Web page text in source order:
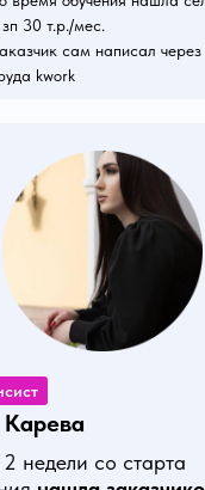
30 т.р./мес.
сам написал
kwork
недели со старта